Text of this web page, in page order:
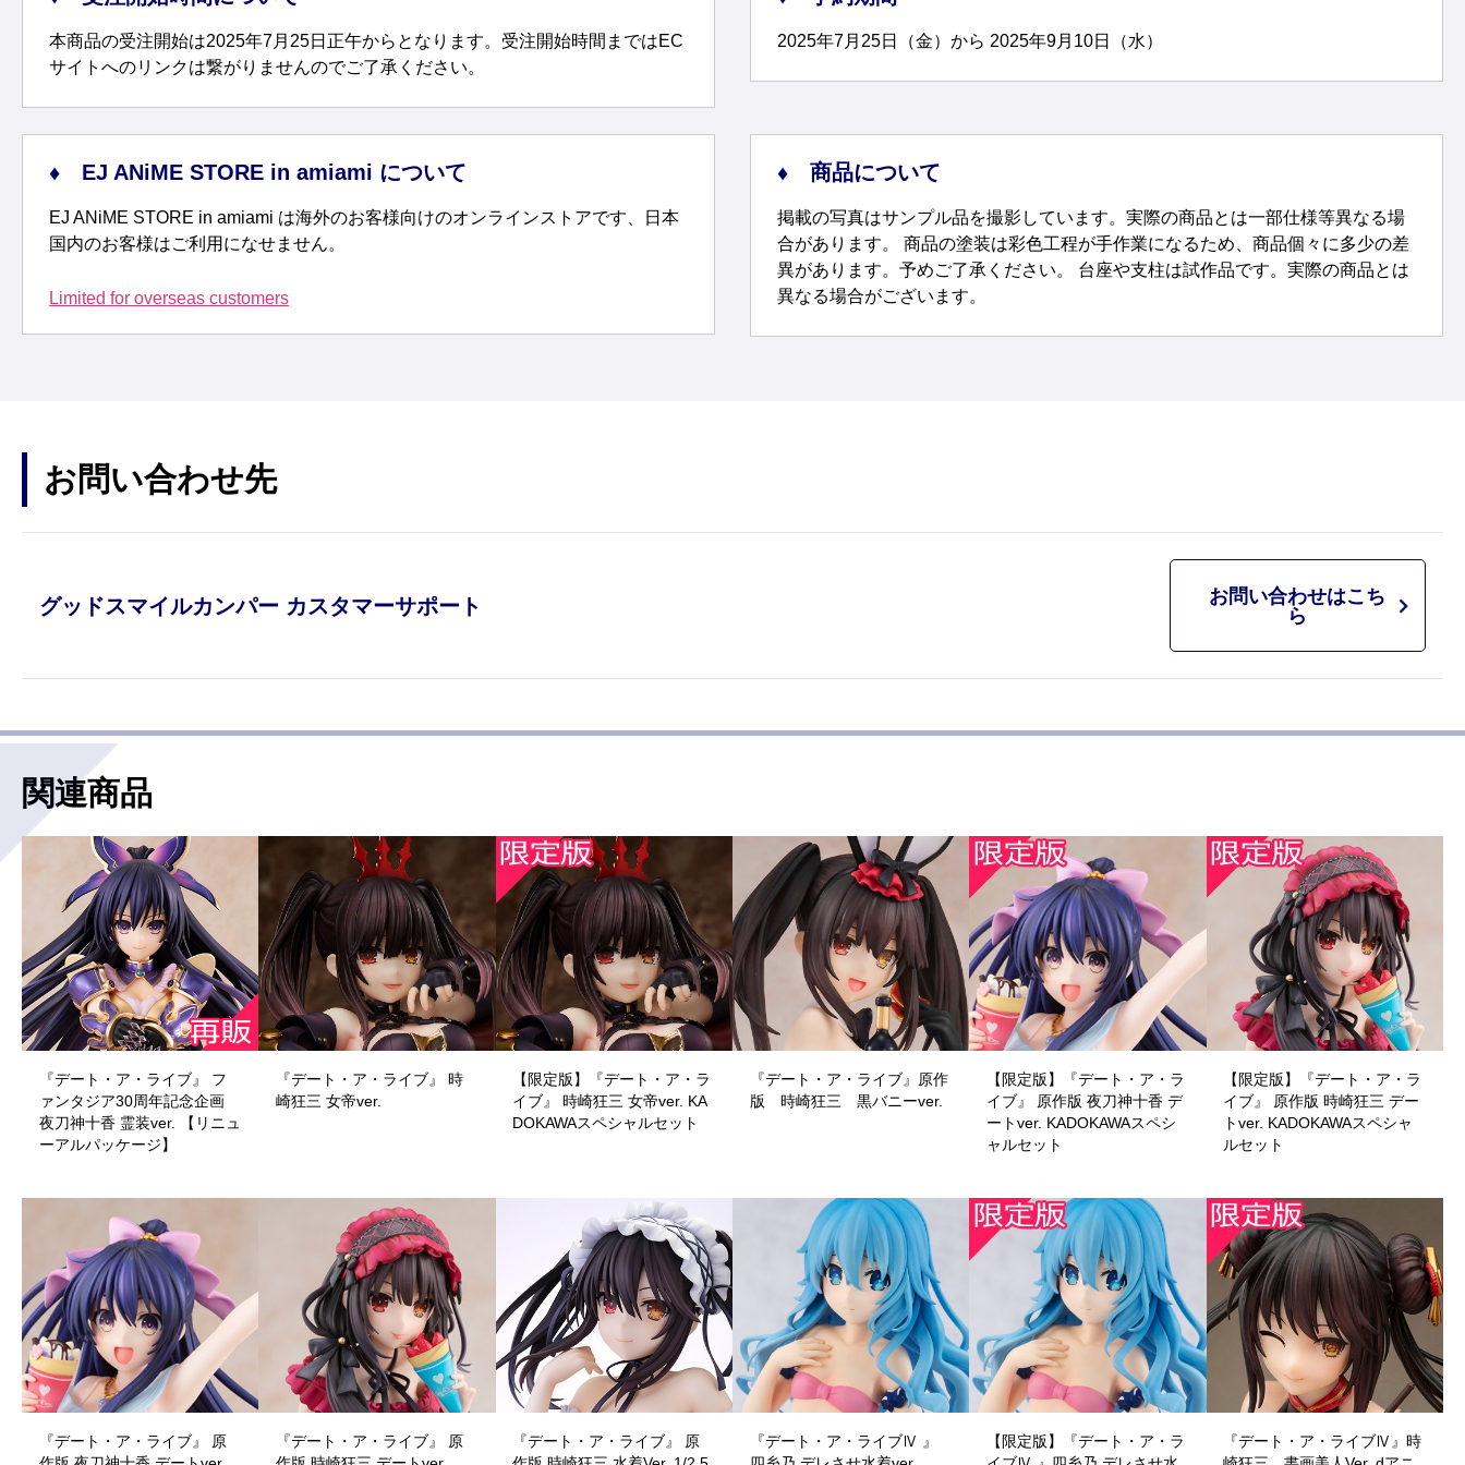
本商品の受注開始は2025年7月25日正午からとなります。受注開始時間まではEC
サイトへのリンクは繋がりませんのでご了承ください。
2025年7月25日（金）から 2025年9月10日（水）
EJ ANiME STORE in amiami について
EJ ANiME STORE in amiami は海外のお客様向けのオンラインストアです、日本
国内のお客様はご利用になせません。
Limited for overseas customers
商品について
掲載の写真はサンプル品を撮影しています。実際の商品とは一部仕様等異なる場
合があります。 商品の塗装は彩色工程が手作業になるため、商品個々に多少の差
異があります。予めご了承ください。 台座や支柱は試作品です。実際の商品とは
異なる場合がございます。
お問い合わせ先
グッドスマイルカンパー カスタマーサポート
お問い合わせはこち
ら
関連商品
『デート・ア・ライブ』 フ
ァンタジア30周年記念企画
夜刀神十香 霊装ver. 【リニュ
ーアルパッケージ】
『デート・ア・ライブ』 時
崎狂三 女帝ver.
【限定版】『デート・ア・ラ
イブ』 時崎狂三 女帝ver. KA
DOKAWAスペシャルセット
『デート・ア・ライブ』原作
版 時崎狂三 黒バニーver.
【限定版】『デート・ア・ラ
イブ』 原作版 夜刀神十香 デ
ートver. KADOKAWAスペシ
ャルセット
【限定版】『デート・ア・ラ
イブ』 原作版 時崎狂三 デー
トver. KADOKAWAスペシャ
ルセット
『デート・ア・ライブ』 原
『デート・ア・ライブ』 原
『デート・ア・ライブ』 原
『デート・ア・ライブⅣ 』
【限定版】『デート・ア・ラ
『デート・ア・ライブⅣ』時